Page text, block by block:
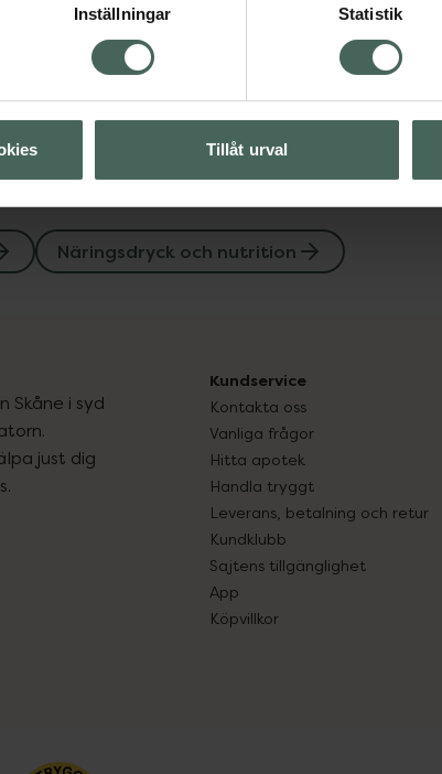
Inställningar Statistik
Tillåt urval
56 kr
Näringsdryck och nutrition
Skåne i syd
just dig
Kundservice
Kontakta oss
Vanliga frågor
Hitta apotek
Handla tryggt
Leverans, betalning och retur
Kundklubb
Sajtens tillgänglighet
App
Köpvillkor